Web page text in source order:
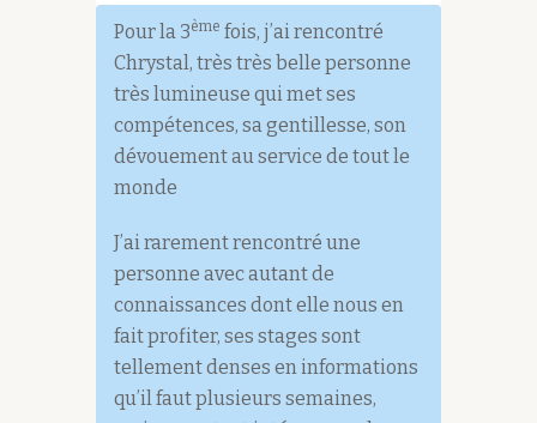
Pour la 3ème fois, j’ai rencontré
Chrystal, très très belle personne
très lumineuse qui met ses
compétences, sa gentillesse, son
dévouement au service de tout le
monde
J’ai rarement rencontré une
personne avec autant de
connaissances dont elle nous en
fait profiter, ses stages sont
tellement denses en informations
qu’il faut plusieurs semaines,